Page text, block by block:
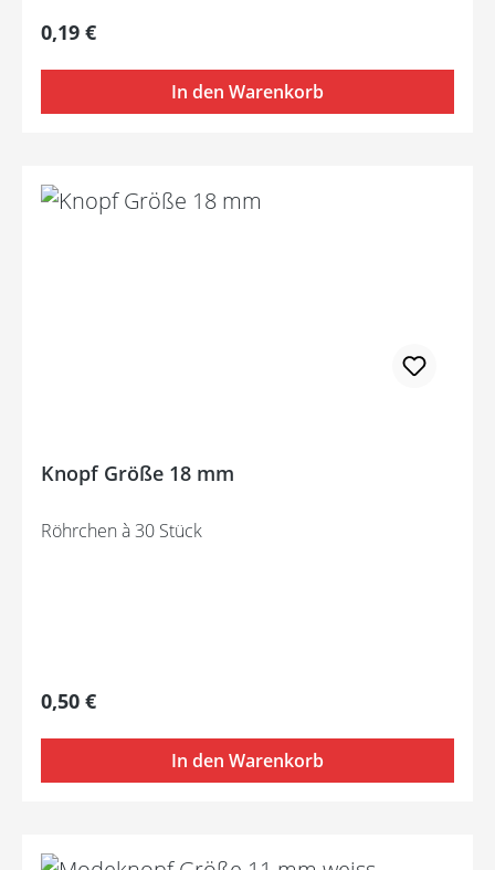
Regulärer Preis:
0,19 €
In den Warenkorb
Knopf Größe 18 mm
Röhrchen à 30 Stück
Regulärer Preis:
0,50 €
In den Warenkorb